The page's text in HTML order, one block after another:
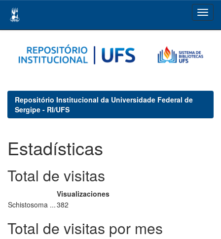
navigation
Repositório Institucional da Universidade Federal de
Sergipe - RI/UFS
Estadísticas
Total de visitas
Visualizaciones
Schistosoma ...382
Total de visitas por mes